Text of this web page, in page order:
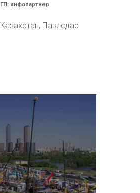
ГП: инфопартнер
Казахстан, Павлодар